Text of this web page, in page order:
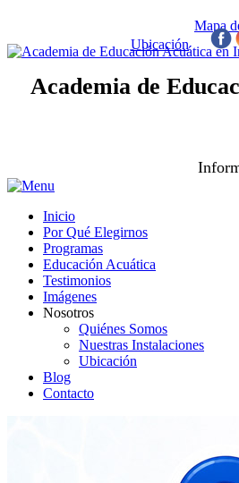
Mapa
Ubicación /
Academia de
Inicio
Por Qué Elegirnos
Programas
Educación Acuática
Testimonios
Imágenes
Nosotros
Quiénes Somos
Nuestras Instalaciones
Ubicación
Blog
Contacto